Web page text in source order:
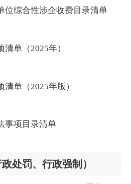
位综合性涉企收费目录清单
单（2025年）
单（2025年版）
事项目录清单
处罚、行政强制）